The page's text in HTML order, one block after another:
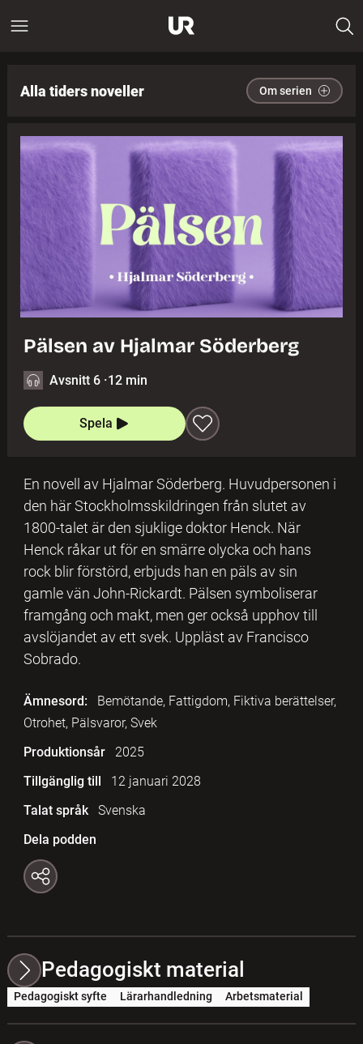
Alla tiders noveller Om serien
Pälsen av Hjalmar Söderberg
Avsnitt 6 ·12 min
Spela
En novell av Hjalmar Söderberg. Huvudpersonen i
den här Stockholmsskildringen från slutet av
1800-talet är den sjuklige doktor Henck. När
Henck råkar ut för en smärre olycka och hans
rock blir förstörd, erbjuds han en päls av sin
gamle vän John-Rickardt. Pälsen symboliserar
framgång och makt, men ger också upphov till
avslöjandet av ett svek. Uppläst av Francisco
Sobrado.
Ämnesord:
Bemötande, Fattigdom, Fiktiva berättelser,
Otrohet, Pälsvaror, Svek
Produktionsår
2025
Tillgänglig till
12 januari 2028
Talat språk
Svenska
Dela podden
Pedagogiskt material
Pedagogiskt syfte Lärarhandledning Arbetsmaterial